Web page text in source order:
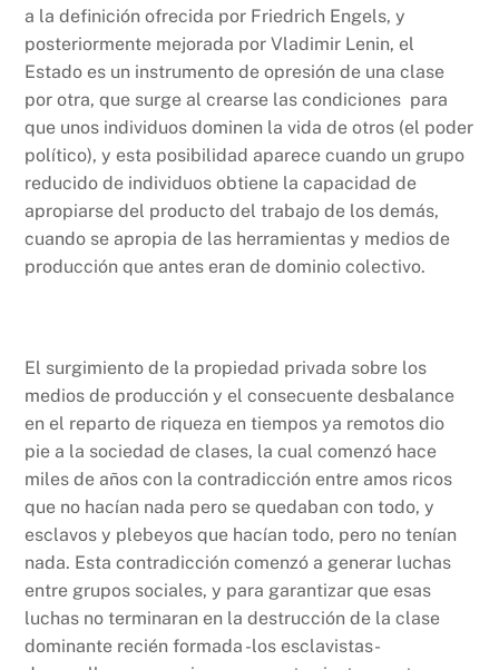
a la definición ofrecida por Friedrich Engels, y
posteriormente mejorada por Vladimir Lenin, el
Estado es un instrumento de opresión de una clase
por otra, que surge al crearse las condiciones para
que unos individuos dominen la vida de otros (el poder
político), y esta posibilidad aparece cuando un grupo
reducido de individuos obtiene la capacidad de
apropiarse del producto del trabajo de los demás,
cuando se apropia de las herramientas y medios de
producción que antes eran de dominio colectivo.
El surgimiento de la propiedad privada sobre los
medios de producción y el consecuente desbalance
en el reparto de riqueza en tiempos ya remotos dio
pie a la sociedad de clases, la cual comenzó hace
miles de años con la contradicción entre amos ricos
que no hacían nada pero se quedaban con todo, y
esclavos y plebeyos que hacían todo, pero no tenían
nada. Esta contradicción comenzó a generar luchas
entre grupos sociales, y para garantizar que esas
luchas no terminaran en la destrucción de la clase
dominante recién formada -los esclavistas-